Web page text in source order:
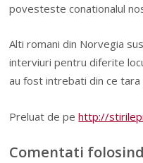
povesteste conationalul
Alti romani din Norvegia
interviuri pentru diferite
au fost intrebati din ce tara
Preluat de pehttp://
Comentati